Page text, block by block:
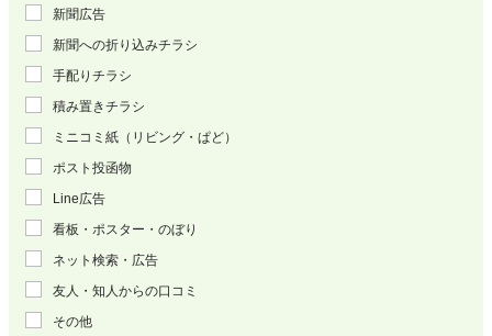
新聞広告
新聞への折り込みチラシ
手配りチラシ
積み置きチラシ
ミニコミ紙（リビング・ぱど）
ポスト投函物
Line広告
看板・ポスター・のぼり
ネット検索・広告
友人・知人からの口コミ
その他